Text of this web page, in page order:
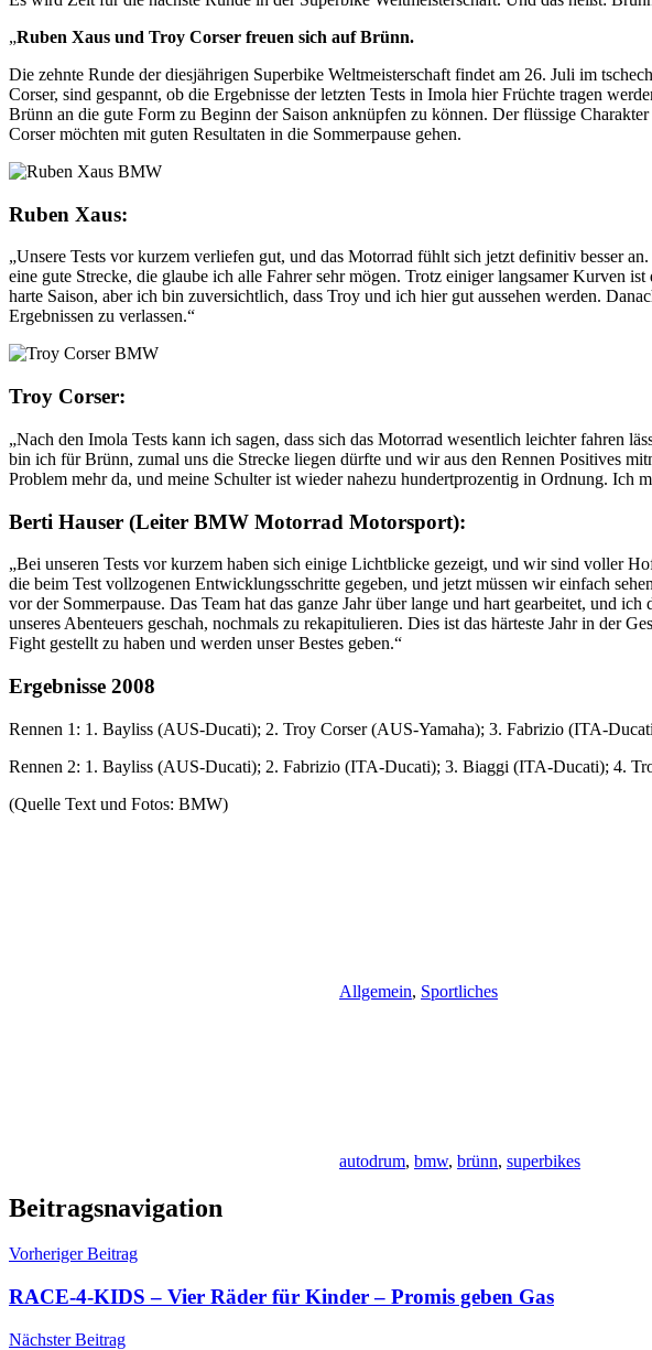
„Ruben Xaus und Troy Corser freuen sich auf Brünn.
Die zehnte Runde der diesjährigen Superbike Weltmeisterschaft findet am 26. Juli im
Corser, sind gespannt, ob die Ergebnisse der letzten Tests in Imola hier Früchte tragen
Brünn an die gute Form zu Beginn der Saison anknüpfen zu können. Der flüssige
Corser möchten mit guten Resultaten in die Sommerpause gehen.
Ruben Xaus:
„Unsere Tests vor kurzem verliefen gut, und das Motorrad fühlt sich jetzt definitiv besser
eine gute Strecke, die glaube ich alle Fahrer sehr mögen. Trotz einiger langsamer Kurven
harte Saison, aber ich bin zuversichtlich, dass Troy und ich hier gut aussehen werden.
Ergebnissen zu verlassen.“
Troy Corser:
„Nach den Imola Tests kann ich sagen, dass sich das Motorrad wesentlich leichter fahren
bin ich für Brünn, zumal uns die Strecke liegen dürfte und wir aus den Rennen Positives
Problem mehr da, und meine Schulter ist wieder nahezu hundertprozentig in Ordnung. Ich
Berti Hauser (Leiter BMW Motorrad Motorsport):
„Bei unseren Tests vor kurzem haben sich einige Lichtblicke gezeigt, und wir sind voller
die beim Test vollzogenen Entwicklungsschritte gegeben, und jetzt müssen wir einfach
vor der Sommerpause. Das Team hat das ganze Jahr über lange und hart gearbeitet, und
unseres Abenteuers geschah, nochmals zu rekapitulieren. Dies ist das härteste Jahr in der
Fight gestellt zu haben und werden unser Bestes geben.“
Ergebnisse 2008
Rennen 1: 1. Bayliss (AUS-Ducati); 2. Troy Corser (AUS-Yamaha); 3. Fabrizio (ITA-
Rennen 2: 1. Bayliss (AUS-Ducati); 2. Fabrizio (ITA-Ducati); 3. Biaggi (ITA-Ducati); 4.
(Quelle Text und Fotos: BMW)
Allgemein, Sportliches
autodrum, bmw, brünn, superbikes
Beitragsnavigation
Vorheriger Beitrag
RACE-4-KIDS – Vier Räder für Kinder – Promis geben Gas
Nächster Beitrag